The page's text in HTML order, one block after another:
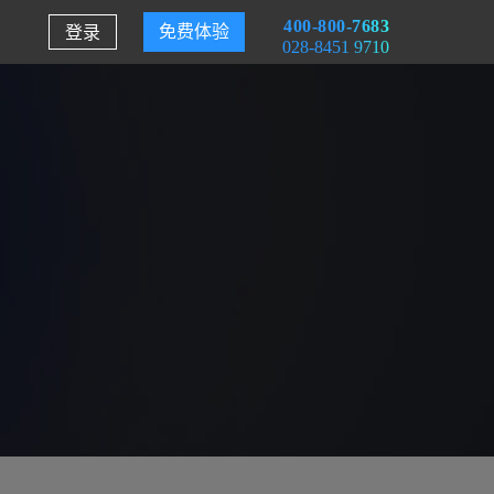
登录 免费体验
400-800-7683
028-8451 9710